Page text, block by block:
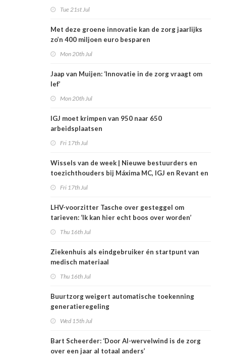
Tue 21st Jul
Met deze groene innovatie kan de zorg jaarlijks
zo’n 400 miljoen euro besparen
Mon 20th Jul
Jaap van Muijen: ‘Innovatie in de zorg vraagt om
lef’
Mon 20th Jul
IGJ moet krimpen van 950 naar 650
arbeidsplaatsen
Fri 17th Jul
Wissels van de week | Nieuwe bestuurders en
toezichthouders bij Máxima MC, IGJ en Revant en
Fri 17th Jul
LHV-voorzitter Tasche over gesteggel om
tarieven: ‘Ik kan hier echt boos over worden’
Thu 16th Jul
Ziekenhuis als eindgebruiker én startpunt van
medisch materiaal
Thu 16th Jul
Buurtzorg weigert automatische toekenning
generatieregeling
Wed 15th Jul
Bart Scheerder: ‘Door AI-wervelwind is de zorg
over een jaar al totaal anders’